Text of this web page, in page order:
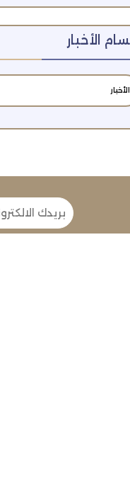
الأخبار
الأخبار